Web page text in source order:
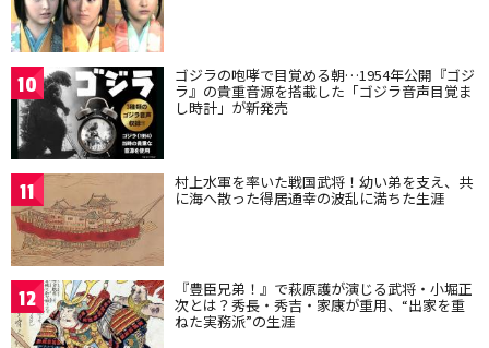
10 ゴジラの咆哮で目覚める朝…1954年公開『ゴジ
ラ』の貴重音源を搭載した「ゴジラ音声目覚ま
し時計」が新発売
11 村上水軍を率いた戦国武将！幼い弟を支え、共
に海へ散った得居通幸の波乱に満ちた生涯
12 『豊臣兄弟！』で萩原護が演じる武将・小堀正
次とは？秀長・秀吉・家康が重用、“出家を重
ねた実務派”の生涯